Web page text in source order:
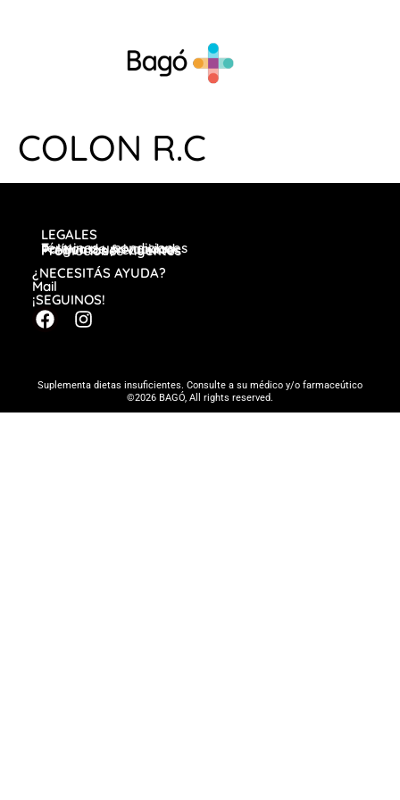
COLON R.C
LEGALES
Términos y condiciones
Política de privacidad
Preguntas frecuentes
Promociones vigentes
¿NECESITÁS AYUDA?
Mail
¡SEGUINOS!
Suplementa dietas insuficientes. Consulte a su médico y/o farmaceútico
©2026 BAGÓ, All rights reserved.